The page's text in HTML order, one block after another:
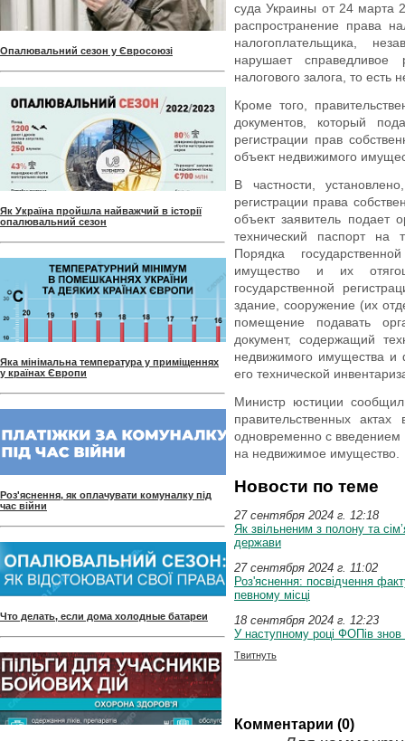
Опалювальний сезон у Євросоюзі
Як Україна пройшла найважчий в історії
опалювальний сезон
Яка мінімальна температура у приміщеннях
у країнах Європи
Роз'яснення, як оплачувати комуналку під
час війни
Что делать, если дома холодные батареи
суда Украины от 24 марта
распространение права
налогоплательщика,
нарушает
налогового залога, то есть
Кроме того,
документов, который
регистрации прав
объект недвижимого
В частности,
регистрации права
объект заявитель подает
технический паспорт на
Порядка
имущество и их
государственной
здание, сооружение (их
помещение подавать
документ, содержащий
недвижимого имущества и
его технической
Министр юстиции
правительственных
одновременно с введением
на недвижимое имущество.
Новости по теме
27 сентября 2024 г. 12:18
Як звільненим з полону та
держави
27 сентября 2024 г. 11:02
Роз'яснення: посвідчення
певному місці
18 сентября 2024 г. 12:23
У наступному році ФОПів
Твитнуть
Комментарии (0)